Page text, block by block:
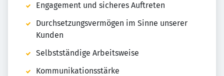
Engagement und sicheres Auftreten
Durchsetzungsvermögen im Sinne unserer
Kunden
Selbstständige Arbeitsweise
Kommunikationsstärke